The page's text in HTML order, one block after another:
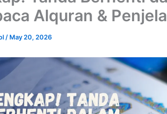
Alquran &
/ May 20, 2026